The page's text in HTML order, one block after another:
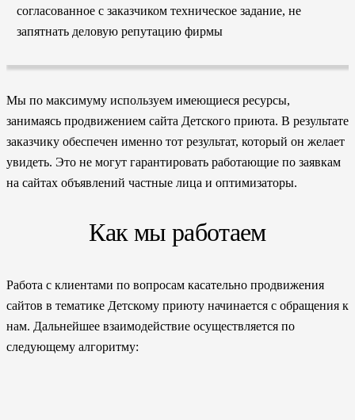
согласованное с заказчиком техническое задание, не
запятнать деловую репутацию фирмы
Мы по максимуму используем имеющиеся ресурсы,
занимаясь продвижением сайта Детского приюта. В результате
заказчику обеспечен именно тот результат, который он желает
увидеть. Это не могут гарантировать работающие по заявкам
на сайтах объявлений частные лица и оптимизаторы.
Как мы работаем
Работа с клиентами по вопросам касательно продвижения
сайтов в тематике Детскому приюту начинается с обращения к
нам. Дальнейшее взаимодействие осуществляется по
следующему алгоритму: